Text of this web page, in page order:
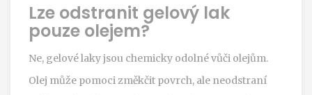
Lze odstranit gelový lak
pouze olejem?
Ne, gelové laky jsou chemicky odolné vůči olejům.
Olej může pomoci změkčit povrch, ale neodstraní